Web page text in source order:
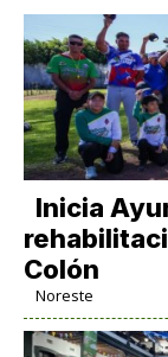
Inicia
Colón
Noreste